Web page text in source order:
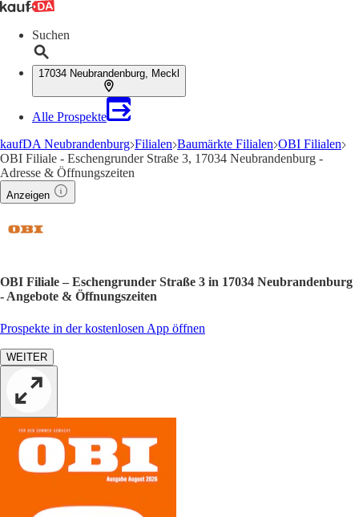
Suchen
17034 Neubrandenburg, Meckl
Alle Prospekte
kaufDA Neubrandenburg Filialen Baumärkte Filialen OBI Filialen
OBI Filiale - Eschengrunder Straße 3, 17034 Neubrandenburg -
Adresse & Öffnungszeiten
Anzeigen
OBI Filiale – Eschengrunder Straße 3 in 17034 Neubrandenburg
- Angebote & Öffnungszeiten
Prospekte in der kostenlosen App öffnen
WEITER